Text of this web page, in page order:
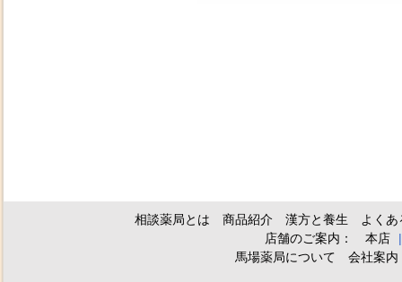
相談薬局とは 商品紹介 漢方と養生
よくあ
店舗のご案内：
本店
馬場薬局について
会社案内